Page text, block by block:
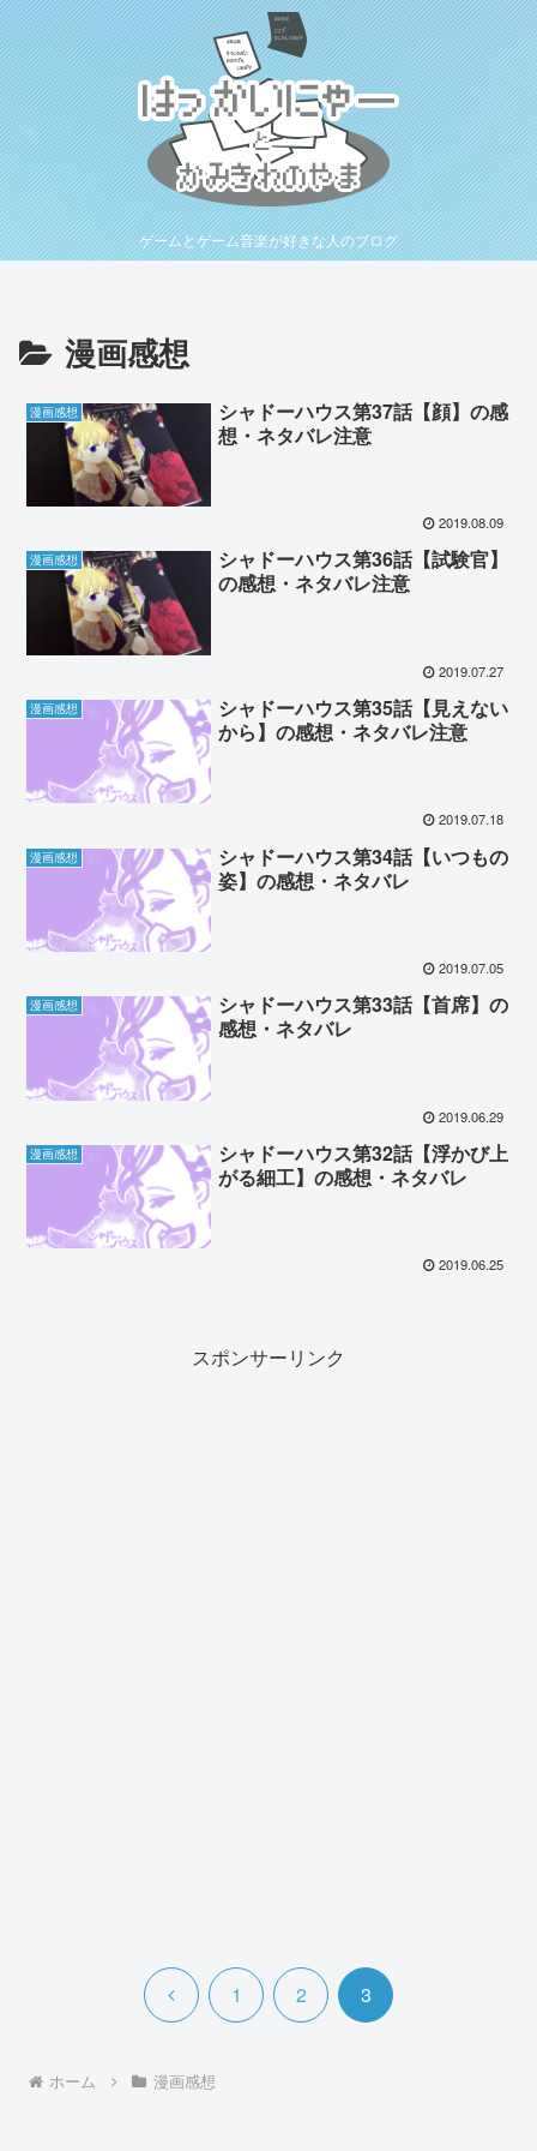
ゲームとゲーム音楽が好きな人のブログ
漫画感想
漫画感想
シャドーハウス第37話【顔】の感
想・ネタバレ注意
2019.08.09
漫画感想
シャドーハウス第36話【試験官】
の感想・ネタバレ注意
2019.07.27
漫画感想
シャドーハウス第35話【見えない
から】の感想・ネタバレ注意
2019.07.18
漫画感想
シャドーハウス第34話【いつもの
姿】の感想・ネタバレ
2019.07.05
漫画感想
シャドーハウス第33話【首席】の
感想・ネタバレ
2019.06.29
漫画感想
シャドーハウス第32話【浮かび上
がる細工】の感想・ネタバレ
2019.06.25
スポンサーリンク
前
1 2 3
ホーム 漫画感想